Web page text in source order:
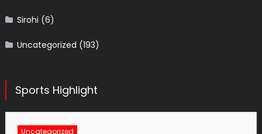
Sirohi (6)
Uncategorized (193)
Sports Highlight